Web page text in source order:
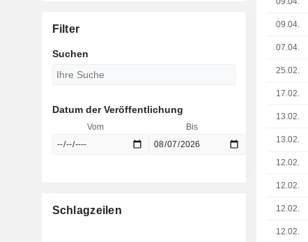
09.04.
07.04.
25.02.
17.02.
13.02.
13.02.
12.02.
12.02.
12.02.
12.02.
Filter
Suchen
Datum der Veröffentlichung
Vom Bis
Schlagzeilen